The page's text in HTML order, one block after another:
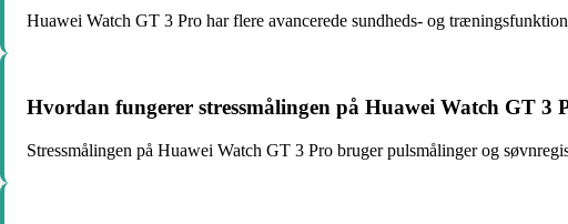
Huawei Watch GT 3 Pro har flere avancerede sundheds- og
Hvordan fungerer stressmålingen på Huawei Watch GT 3
Stressmålingen på Huawei Watch GT 3 Pro bruger pulsmålinger og